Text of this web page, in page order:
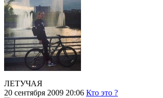
ЛЕТУЧАЯ
20 сентября 2009 20:06 Кто это ?